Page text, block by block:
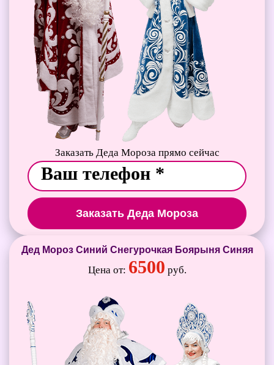
Заказать Деда Мороза прямо сейчас
Заказать Деда Мороза
Дед Мороз Синий Снегурочкая Боярыня Синяя
Цена от: 6500 руб.